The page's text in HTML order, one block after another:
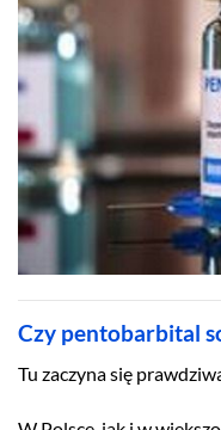
Czy pentobarbital
Tu zaczyna się